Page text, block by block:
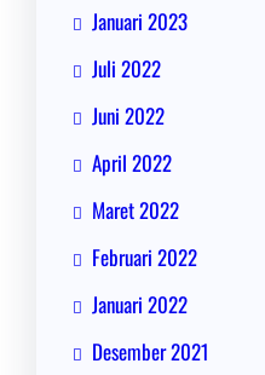
Januari 2023
Juli 2022
Juni 2022
April 2022
Maret 2022
Februari 2022
Januari 2022
Desember 2021